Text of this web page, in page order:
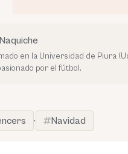
en la Universidad de Piura
por el fútbol.
· Navidad